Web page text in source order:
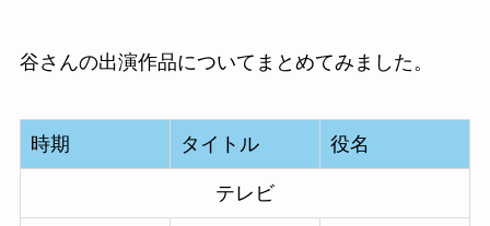
谷さんの出演作品についてまとめてみました。
時期 タイトル 役名
テレビ